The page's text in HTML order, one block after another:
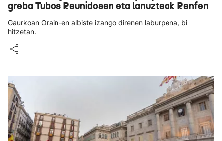
greba Tubos Reunidosen eta lanuzteak Renfen
Gaurkoan Orain-en albiste izango direnen laburpena, bi
hitzetan.